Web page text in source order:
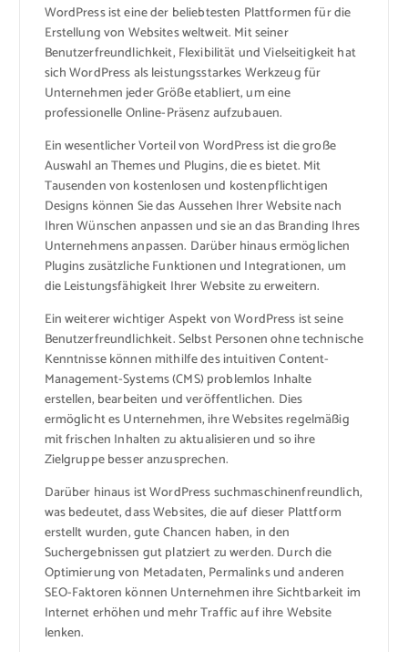
WordPress ist eine der beliebtesten Plattformen für die
Erstellung von Websites weltweit. Mit seiner
Benutzerfreundlichkeit, Flexibilität und Vielseitigkeit hat
sich WordPress als leistungsstarkes Werkzeug für
Unternehmen jeder Größe etabliert, um eine
professionelle Online-Präsenz aufzubauen.
Ein wesentlicher Vorteil von WordPress ist die große
Auswahl an Themes und Plugins, die es bietet. Mit
Tausenden von kostenlosen und kostenpflichtigen
Designs können Sie das Aussehen Ihrer Website nach
Ihren Wünschen anpassen und sie an das Branding Ihres
Unternehmens anpassen. Darüber hinaus ermöglichen
Plugins zusätzliche Funktionen und Integrationen, um
die Leistungsfähigkeit Ihrer Website zu erweitern.
Ein weiterer wichtiger Aspekt von WordPress ist seine
Benutzerfreundlichkeit. Selbst Personen ohne technische
Kenntnisse können mithilfe des intuitiven Content-
Management-Systems (CMS) problemlos Inhalte
erstellen, bearbeiten und veröffentlichen. Dies
ermöglicht es Unternehmen, ihre Websites regelmäßig
mit frischen Inhalten zu aktualisieren und so ihre
Zielgruppe besser anzusprechen.
Darüber hinaus ist WordPress suchmaschinenfreundlich,
was bedeutet, dass Websites, die auf dieser Plattform
erstellt wurden, gute Chancen haben, in den
Suchergebnissen gut platziert zu werden. Durch die
Optimierung von Metadaten, Permalinks und anderen
SEO-Faktoren können Unternehmen ihre Sichtbarkeit im
Internet erhöhen und mehr Traffic auf ihre Website
lenken.